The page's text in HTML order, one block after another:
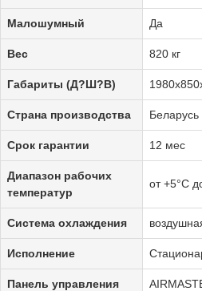
Малошумный Да
Вес 820 кг
Габариты (Д?Ш?В)
Страна производства Беларусь
Срок гарантии 12 мес
Диапазон рабочих
температур
от +5°C
Система охлаждения
Исполнение
Панель управления